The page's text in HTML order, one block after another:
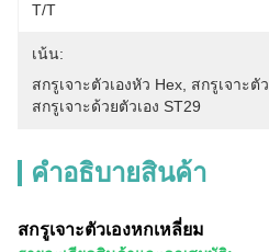
T/T
เน้น:
สกรูเจาะตัวเองหัว Hex สกรูเจาะตั
สกรูเจาะด้วยตัวเอง ST29
คําอธิบายสินค้า
สกรูเจาะตัวเองหกเหลี่ยม